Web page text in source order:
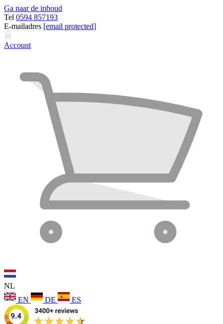
Ga naar de inhoud
Tel 0594 857193
E-mailadres [email protected]
Account
NL
EN
DE ES